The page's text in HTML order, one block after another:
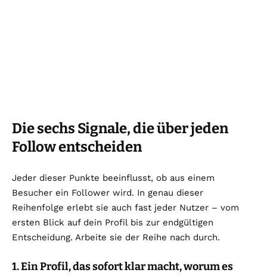
Die sechs Signale, die über jeden
Follow entscheiden
Jeder dieser Punkte beeinflusst, ob aus einem
Besucher ein Follower wird. In genau dieser
Reihenfolge erlebt sie auch fast jeder Nutzer – vom
ersten Blick auf dein Profil bis zur endgültigen
Entscheidung. Arbeite sie der Reihe nach durch.
1. Ein Profil, das sofort klar macht, worum es